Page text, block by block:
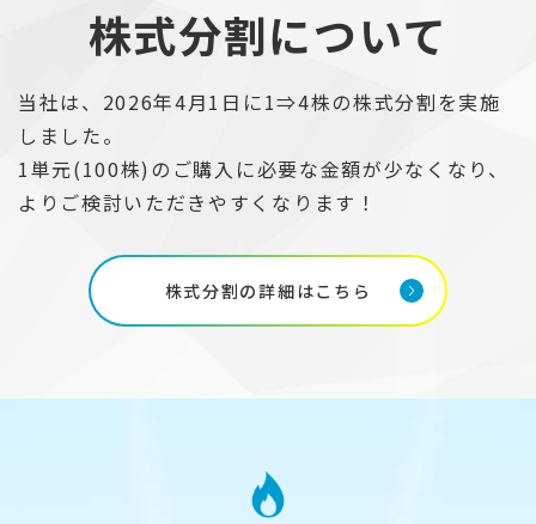
株式分割について
当社は、2026年4月1日に1⇒4株の株式分割を実施
しました。
1単元(100株)のご購入に必要な金額が少なくなり、
よりご検討いただきやすくなります！
株式分割の詳細はこちら